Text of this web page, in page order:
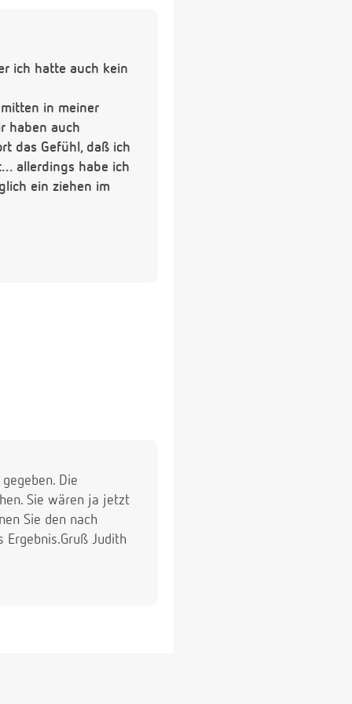
ich hatte auch kein
in meiner
haben auch
das Gefühl, daß ich
allerdings habe ich
ein ziehen im
Übelkeit etc. an??
freuen...
Die
Sie wären ja jetzt
Sie den nach
Judith